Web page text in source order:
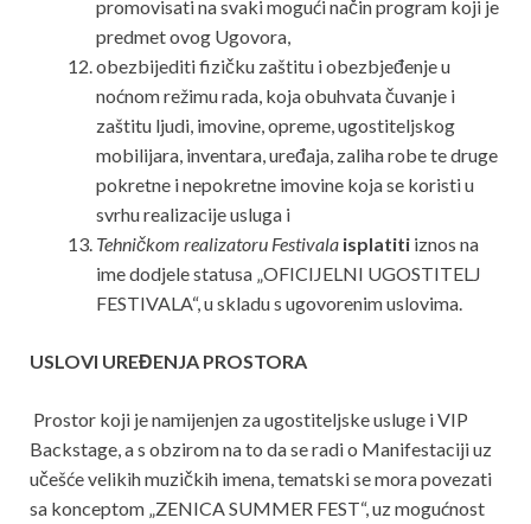
promovisati na svaki mogući način program koji je
predmet ovog Ugovora,
obezbijediti fizičku zaštitu i obezbjeđenje u
noćnom režimu rada, koja obuhvata čuvanje i
zaštitu ljudi, imovine, opreme, ugostiteljskog
mobilijara, inventara, uređaja, zaliha robe te druge
pokretne i nepokretne imovine koja se koristi u
svrhu realizacije usluga i
Tehničkom realizatoru Festivala isplatiti iznos na
ime dodjele statusa „OFICIJELNI UGOSTITELJ
FESTIVALA“, u skladu s ugovorenim uslovima.
USLOVI UREĐENJA PROSTORA
Prostor koji je namijenjen za ugostiteljske usluge i VIP
Backstage, a s obzirom na to da se radi o Manifestaciji uz
učešće velikih muzičkih imena, tematski se mora povezati
sa konceptom „ZENICA SUMMER FEST“, uz mogućnost